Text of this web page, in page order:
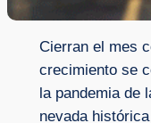
Cierran el mes
crecimiento se
la pandemia de
nevada